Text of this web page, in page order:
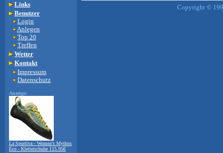
Links
Benutzer
Login
Anlegen
Top 20
Treffen
Wetter
Kontakt
Impressum
Datenschutz
Anzeige:
La Sportiva - Women's Mythos
Eco - Kletterschuhe 115.95€
Copyright ©